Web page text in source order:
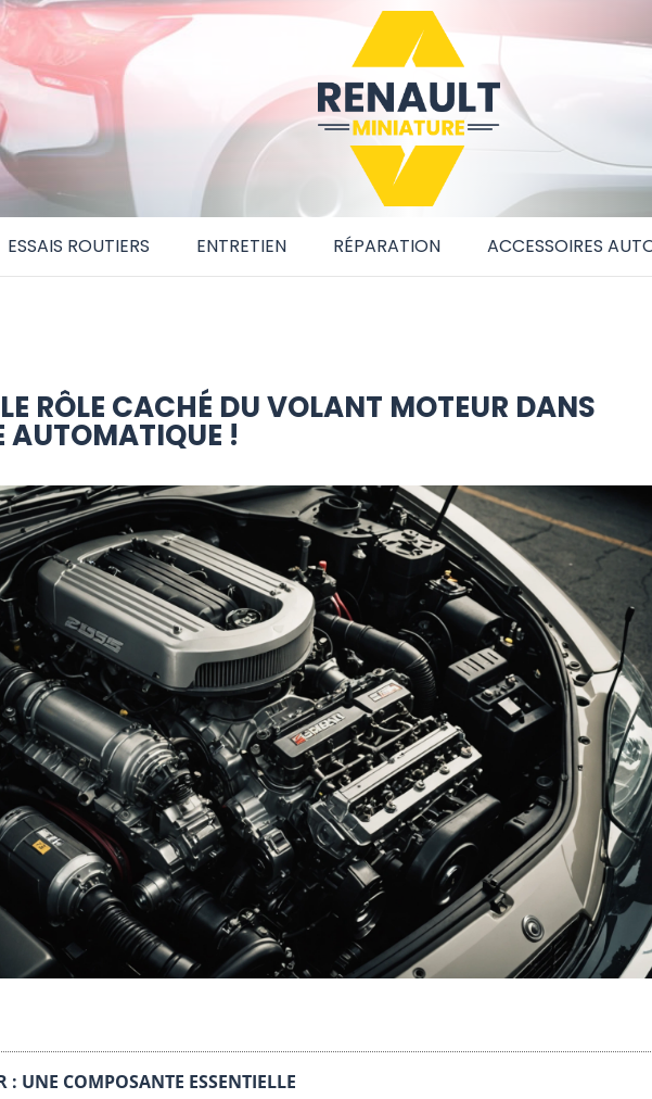
ESSAIS ROUTIERS ENTRETIEN RÉPARATION ACCESSOIRES
RÔLE CACHÉ DU VOLANT MOTEUR DANS
AUTOMATIQUE !
: UNE COMPOSANTE ESSENTIELLE